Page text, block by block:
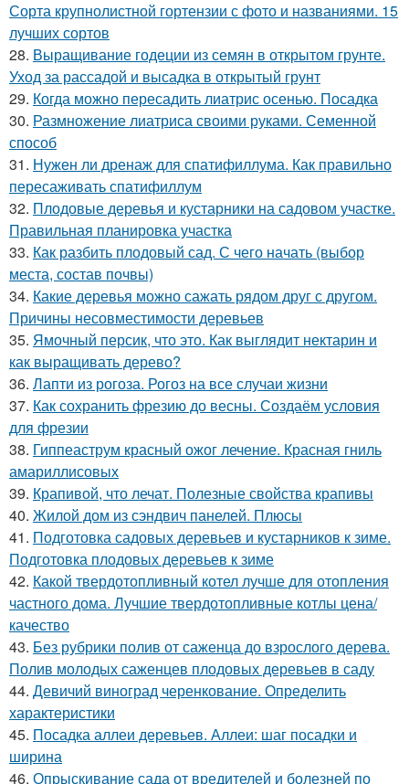
Сорта крупнолистной гортензии с фото и названиями. 15
лучших сортов
28. Выращивание годеции из семян в открытом грунте.
Уход за рассадой и высадка в открытый грунт
29. Когда можно пересадить лиатрис осенью. Посадка
30. Размножение лиатриса своими руками. Семенной
способ
31. Нужен ли дренаж для спатифиллума. Как правильно
пересаживать спатифиллум
32. Плодовые деревья и кустарники на садовом участке.
Правильная планировка участка
33. Как разбить плодовый сад. С чего начать (выбор
места, состав почвы)
34. Какие деревья можно сажать рядом друг с другом.
Причины несовместимости деревьев
35. Ямочный персик, что это. Как выглядит нектарин и
как выращивать дерево?
36. Лапти из рогоза. Рогоз на все случаи жизни
37. Как сохранить фрезию до весны. Создаём условия
для фрезии
38. Гиппеаструм красный ожог лечение. Красная гниль
амариллисовых
39. Крапивой, что лечат. Полезные свойства крапивы
40. Жилой дом из сэндвич панелей. Плюсы
41. Подготовка садовых деревьев и кустарников к зиме.
Подготовка плодовых деревьев к зиме
42. Какой твердотопливный котел лучше для отопления
частного дома. Лучшие твердотопливные котлы цена/
качество
43. Без рубрики полив от саженца до взрослого дерева.
Полив молодых саженцев плодовых деревьев в саду
44. Девичий виноград черенкование. Определить
характеристики
45. Посадка аллеи деревьев. Аллеи: шаг посадки и
ширина
46. Опрыскивание сада от вредителей и болезней по